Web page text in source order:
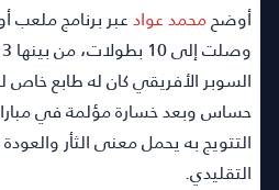
أوضحمحمد عوادعبر برنامج ملعب
السوبر الأفريقي كان له طابع خاص
حساس وبعد خسارة مؤلمة في
التتويج به يحمل معنى الثأر
التقليدي.